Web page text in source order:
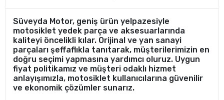
Süveyda Motor, geniş ürün yelpazesiyle
motosiklet yedek parça ve aksesuarlarında
kaliteyi öncelikli kılar. Orijinal ve yan sanayi
parçaları şeffaflıkla tanıtarak, müşterilerimizin en
doğru seçimi yapmasına yardımcı oluruz. Uygun
fiyat politikamız ve müşteri odaklı hizmet
anlayışımızla, motosiklet kullanıcılarına güvenilir
ve ekonomik çözümler sunarız.